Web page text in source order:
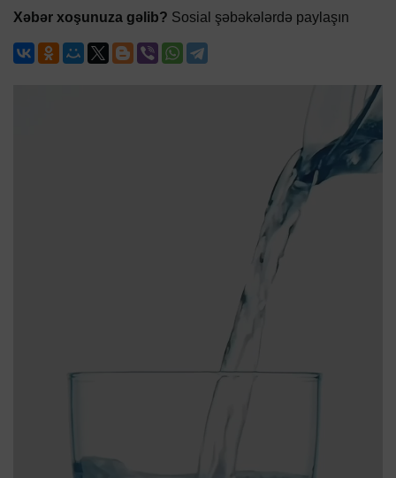
Xəbər xoşunuza gəlib? Sosial şəbəkələrdə paylaşın